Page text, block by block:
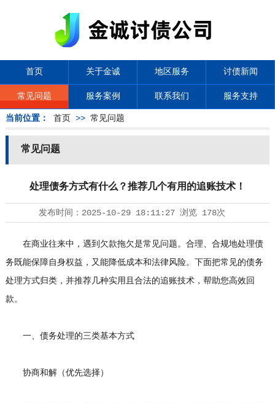
首页 关于金诚 地区服务 讨债新闻
常见问题 服务案例 联系我们 服务支持
当前位置： 首页 >> 常见问题
常见问题
处理债务方式有什么？推荐几个有用的追账技术！
发布时间： 2025-10-29 18:11:27浏览 178次
在商业往来中，遇到欠款拖欠是常见问题。合理、合规地处理债
务既能保障自身权益，又能降低成本和法律风险。下面把常见的债务
处理方式归类，并推荐几种实用且合法的追账技术，帮助您高效回
款。
一、债务处理的三类基本方式
协商和解（优先选择）